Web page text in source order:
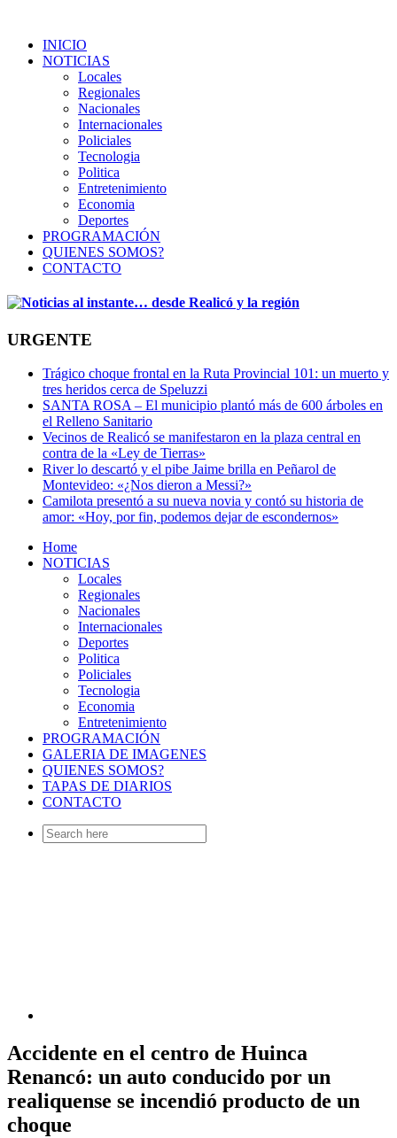
INICIO
NOTICIAS
Locales
Regionales
Nacionales
Internacionales
Policiales
Tecnologia
Politica
Entretenimiento
Economia
Deportes
PROGRAMACIÓN
QUIENES SOMOS?
CONTACTO
URGENTE
Trágico choque frontal en la Ruta Provincial 101: un muerto y
tres heridos cerca de Speluzzi
SANTA ROSA – El municipio plantó más de 600 árboles en
el Relleno Sanitario
Vecinos de Realicó se manifestaron en la plaza central en
contra de la «Ley de Tierras»
River lo descartó y el pibe Jaime brilla en Peñarol de
Montevideo: «¿Nos dieron a Messi?»
Camilota presentó a su nueva novia y contó su historia de
amor: «Hoy, por fin, podemos dejar de escondernos»
Home
NOTICIAS
Locales
Regionales
Nacionales
Internacionales
Deportes
Politica
Policiales
Tecnologia
Economia
Entretenimiento
PROGRAMACIÓN
GALERIA DE IMAGENES
QUIENES SOMOS?
TAPAS DE DIARIOS
CONTACTO
Search
for:
Accidente en el centro de Huinca
Renancó: un auto conducido por un
realiquense se incendió producto de un
choque